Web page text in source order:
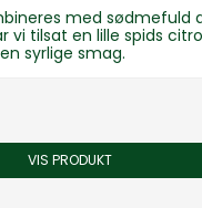
med sødmefuld
vi tilsat en lille spids
syrlige smag.
VIS PRODUKT